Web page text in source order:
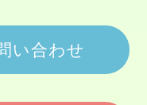
い合わせ